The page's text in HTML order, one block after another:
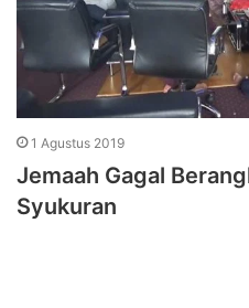
1 Agustus 2019
Jemaah Gagal
Syukuran